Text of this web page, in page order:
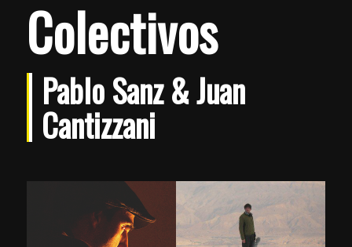
Colectivos
Pablo Sanz & Juan
Cantizzani